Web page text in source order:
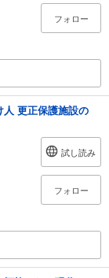
フォロー
更正保護施設の
試し読み
フォロー